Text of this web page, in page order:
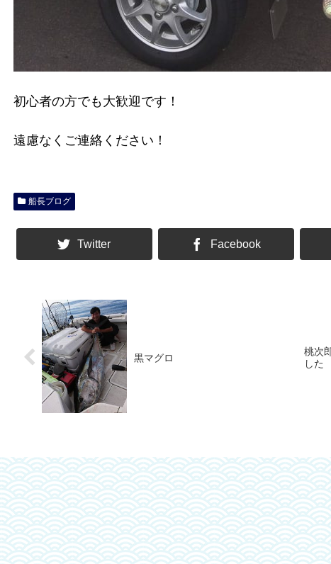
初心者の方でも大歓迎です！
遠慮なくご連絡ください！
船長ブログ
Twitter Facebook
黒マグロ
桃次
した